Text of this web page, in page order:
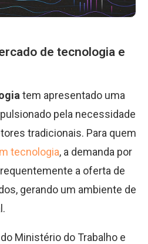
de tecnologia e
tem apresentado uma
pela necessidade
tradicionais. Para quem
tecnologia, a demanda por
a oferta de
gerando um ambiente de
Ministério do Trabalho e